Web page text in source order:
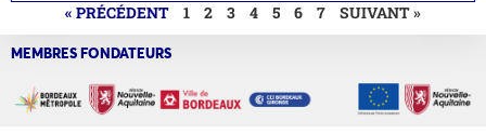
« PRÉCÉDENT 1 2 3 4 5 6 7 SUIVANT »
MEMBRES FONDATEURS